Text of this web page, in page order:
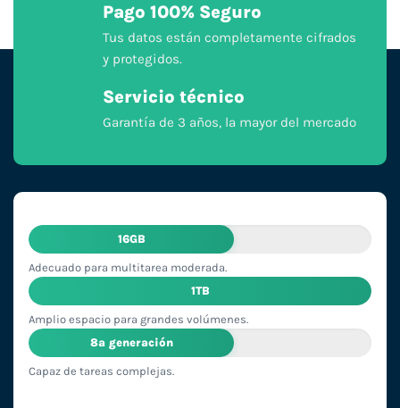
Pago 100% Seguro
Tus datos están completamente cifrados
y protegidos.
Servicio técnico
Garantía de 3 años, la mayor del mercado
16GB
Adecuado para multitarea moderada.
1TB
Amplio espacio para grandes volúmenes.
8ª generación
Capaz de tareas complejas.